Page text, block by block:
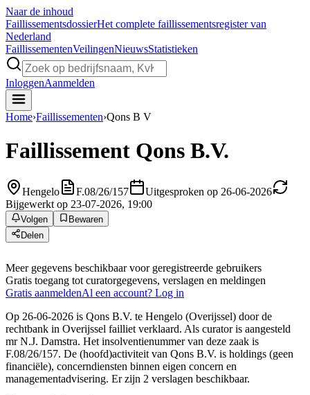
Naar de inhoud
FaillissementsdossierHet complete faillissementsregister van
Nederland
FaillissementenVeilingenNieuwsStatistieken
InloggenAanmelden
Home›Faillissementen›Qons B V
Faillissement Qons B.V.
Hengelo F.08/26/157
Uitgesproken op 26-06-2026
Bijgewerkt op 23-07-2026, 19:00
Volgen
Bewaren
Delen
Meer gegevens beschikbaar voor geregistreerde gebruikers
Gratis toegang tot curatorgegevens, verslagen en meldingen
Gratis aanmeldenAl een account? Log in
Op 26-06-2026 is Qons B.V. te Hengelo (Overijssel) door de
rechtbank in Overijssel failliet verklaard. Als curator is aangesteld
mr N.J. Damstra. Het insolventienummer van deze zaak is
F.08/26/157. De (hoofd)activiteit van Qons B.V. is holdings (geen
financiële), concerndiensten binnen eigen concern en
managementadvisering. Er zijn 2 verslagen beschikbaar.